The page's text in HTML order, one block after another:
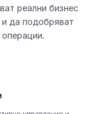
реални бизнес
и да подобряват